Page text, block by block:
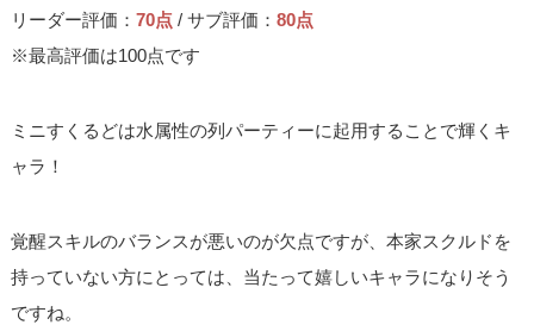
リーダー評価：70点 / サブ評価：80点
※最高評価は100点です
ミニすくるどは水属性の列パーティーに起用することで輝くキ
ャラ！
覚醒スキルのバランスが悪いのが欠点ですが、本家スクルドを
持っていない方にとっては、当たって嬉しいキャラになりそう
ですね。